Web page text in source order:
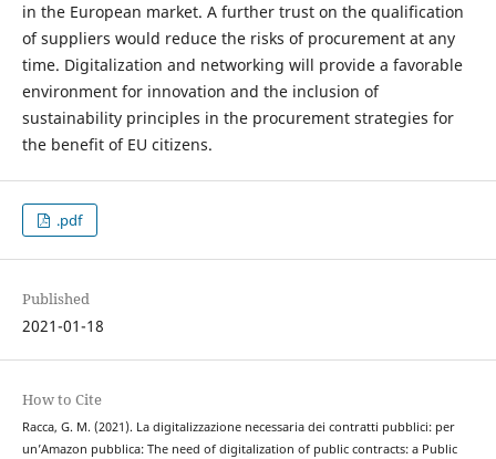
in the European market. A further trust on the qualification
of suppliers would reduce the risks of procurement at any
time. Digitalization and networking will provide a favorable
environment for innovation and the inclusion of
sustainability principles in the procurement strategies for
the benefit of EU citizens.
.pdf
Published
2021-01-18
How to Cite
Racca, G. M. (2021). La digitalizzazione necessaria dei contratti pubblici: per
un’Amazon pubblica: The need of digitalization of public contracts: a Public